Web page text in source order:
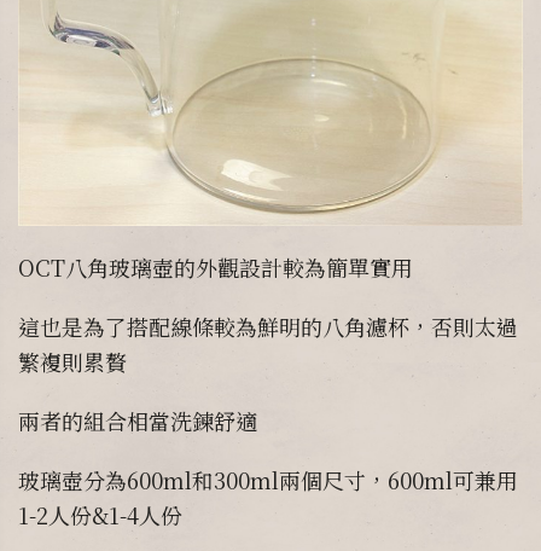
OCT八角玻璃壺的外觀設計較為簡單實用
這也是為了搭配線條較為鮮明的八角濾杯，否則太過
繁複則累贅
兩者的組合相當洗鍊舒適
玻璃壺分為600ml和300ml兩個尺寸，600ml可兼用
1-2人份&1-4人份